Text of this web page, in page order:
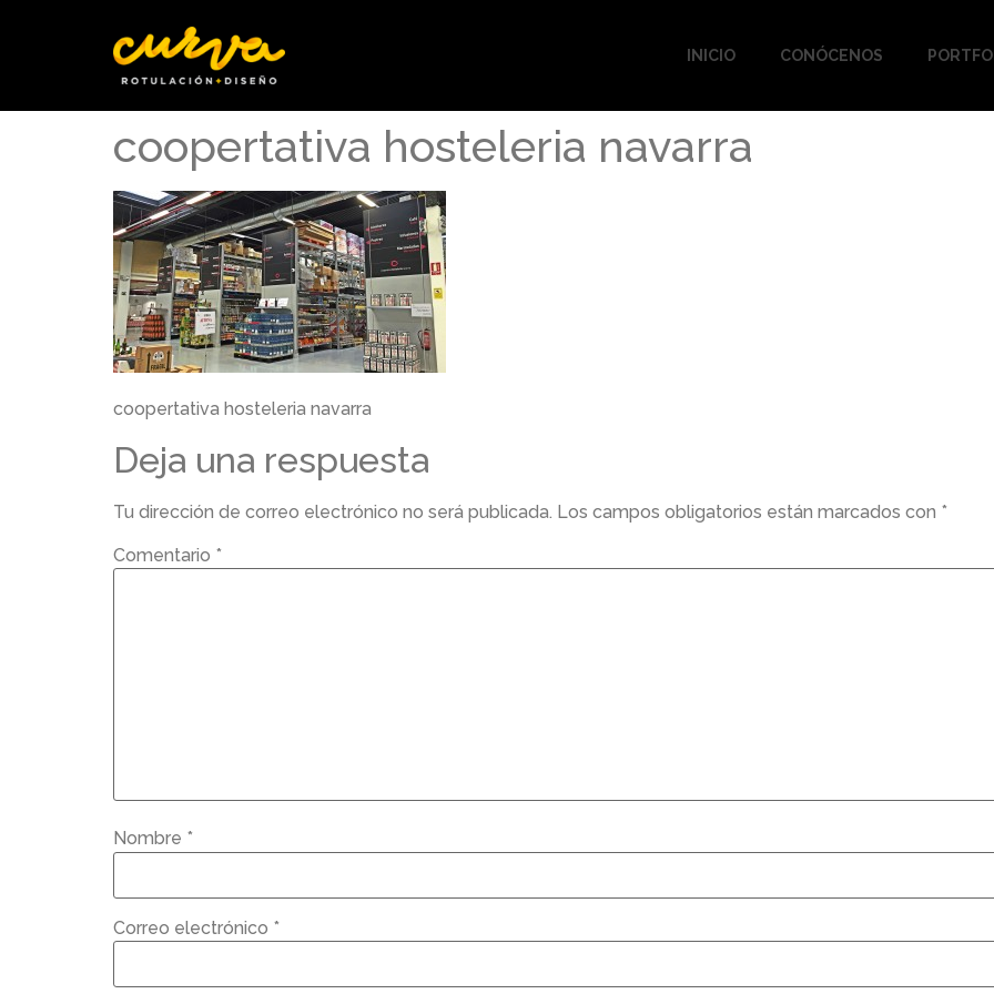
INICIO CONÓCENOS
coopertativa hosteleria navarra
coopertativa hosteleria navarra
Deja una respuesta
Tu dirección de correo electrónico no será publicada. Los campos obligatorios están marcados con *
Comentario *
Nombre *
Correo electrónico *